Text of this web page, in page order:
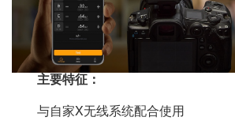
主要特征：
与自家X无线系统配合使用